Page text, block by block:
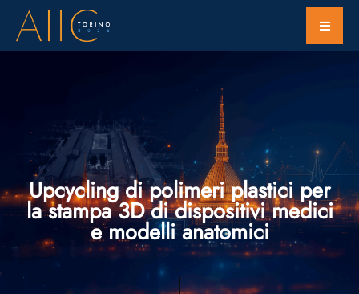
Upcycling di polimeri plastici per
la stampa 3D di dispositivi medici
e modelli anatomici